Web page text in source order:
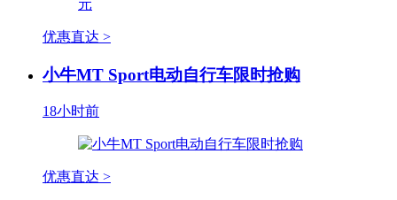
优惠直达 >
小牛MT Sport电动自行车限时抢购
18小时前
优惠直达 >